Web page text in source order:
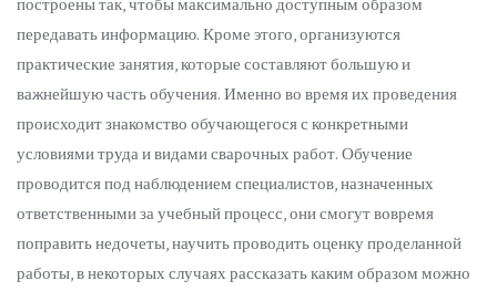
построены так, чтобы максимально доступным образом
передавать информацию. Кроме этого, организуются
практические занятия, которые составляют большую и
важнейшую часть обучения. Именно во время их проведения
происходит знакомство обучающегося с конкретными
условиями труда и видами сварочных работ. Обучение
проводится под наблюдением специалистов, назначенных
ответственными за учебный процесс, они смогут вовремя
поправить недочеты, научить проводить оценку проделанной
работы, в некоторых случаях рассказать каким образом можно